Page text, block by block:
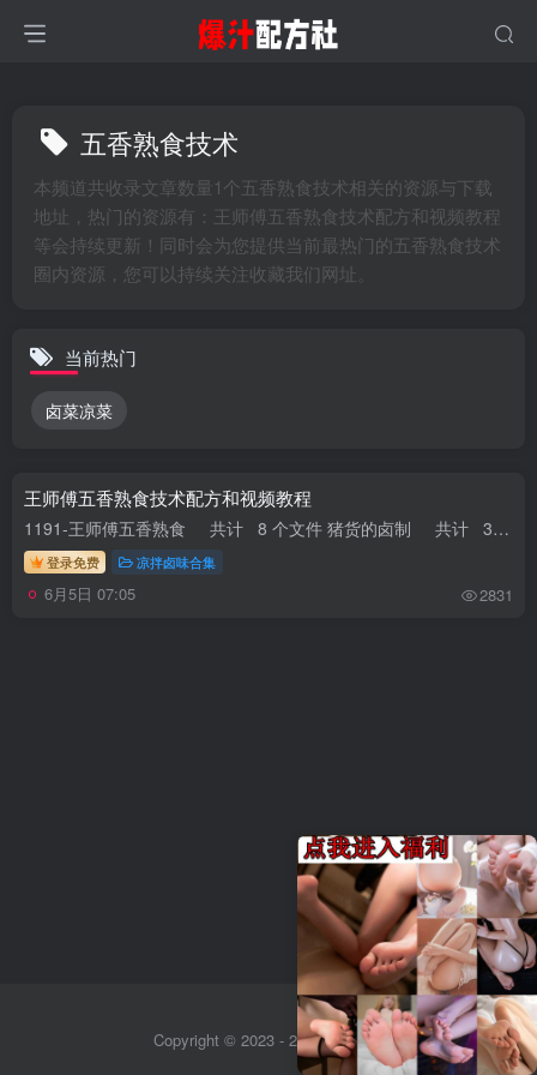
五香熟食技术
本频道共收录文章数量1个五香熟食技术相关的资源与下载
地址，热门的资源有：王师傅五香熟食技术配方和视频教程
等会持续更新！同时会为您提供当前最热门的五香熟食技术
圈内资源，您可以持续关注收藏我们网址。
当前热门
卤菜凉菜
王师傅五香熟食技术配方和视频教程
1191-王师傅五香熟食 共计 8 个文件 猪货的卤制 共计 3 个文件 3.mp4 大小 246.80M 2.mp4 大小 257.49M 1.mp4 大小 15...
登录免费 凉拌卤味合集
6月5日 07:05 2831
Copyright © 2023 - 2026Sitemap